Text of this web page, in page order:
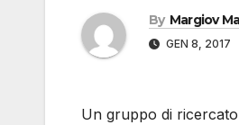
By Margiov
GEN 8, 2017
Un gruppo di